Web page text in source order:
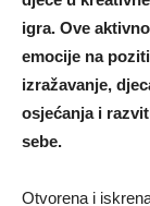
igra. Ove
emocije na
izražavanje,
osjećanja i
sebe.
Otvorena i